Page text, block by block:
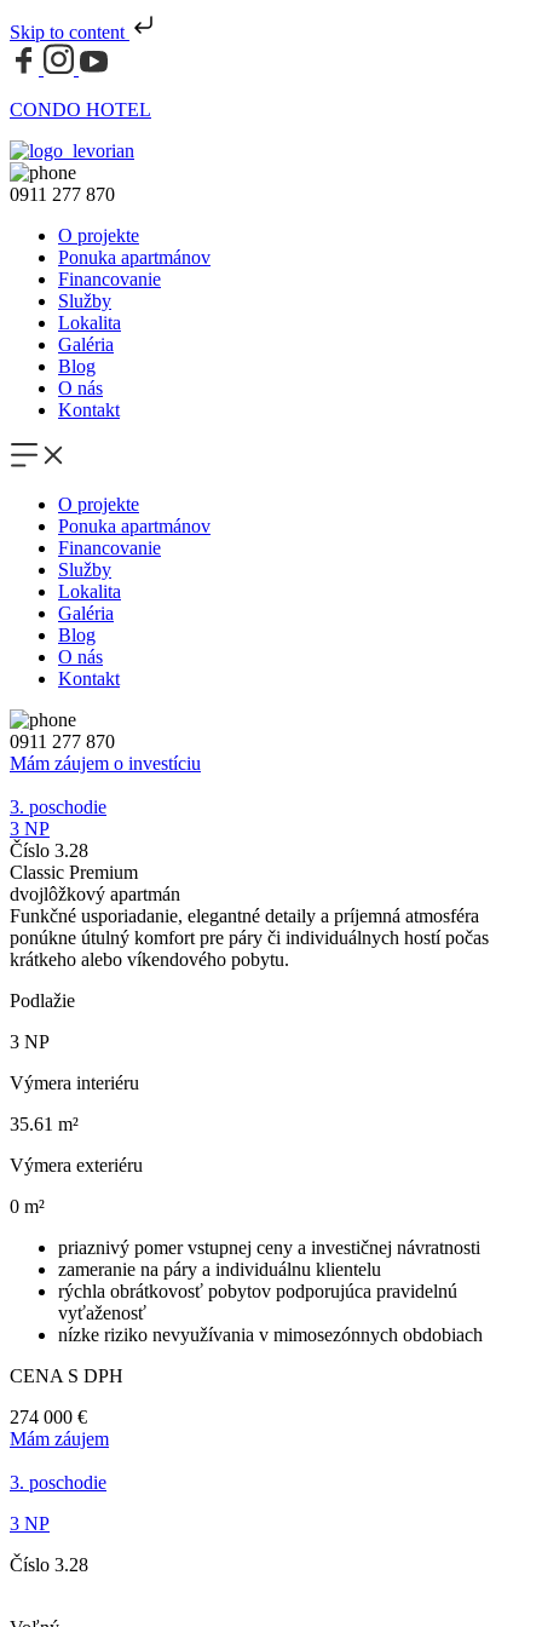
Skip to content
CONDO HOTEL
0911 277 870
O projekte
Ponuka apartmánov
Financovanie
Služby
Lokalita
Galéria
Blog
O nás
Kontakt
O projekte
Ponuka apartmánov
Financovanie
Služby
Lokalita
Galéria
Blog
O nás
Kontakt
0911 277 870
Mám záujem o investíciu
3. poschodie
3 NP
Číslo 3.28
Classic Premium
dvojlôžkový apartmán
Funkčné usporiadanie, elegantné detaily a príjemná atmosféra
ponúkne útulný komfort pre páry či individuálnych hostí počas
krátkeho alebo víkendového pobytu.
Podlažie
3 NP
Výmera interiéru
35.61 m²
Výmera exteriéru
0 m²
priaznivý pomer vstupnej ceny a investičnej návratnosti
zameranie na páry a individuálnu klientelu
rýchla obrátkovosť pobytov podporujúca pravidelnú
vyťaženosť
nízke riziko nevyužívania v mimosezónnych obdobiach
CENA S DPH
274 000 €
Mám záujem
3. poschodie
3 NP
Číslo 3.28